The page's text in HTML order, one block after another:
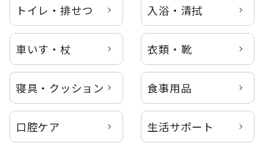
トイレ・排せつ
入浴・清拭
車いす・杖 衣類・靴
寝具・クッション 食事用品
口腔ケア 生活サポート